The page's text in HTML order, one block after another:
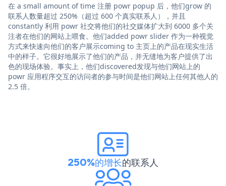
在 a small amount of time 注册 powr popup 后，他们grow 的
联系人数量超过 250%（超过 600 个真实联系人），并且
constantly 利用 powr 社交将他们的社交媒体扩大到 6000 多个关
注者在他们的网站上喂食。他们added powr slider 作为一种视觉
方式来快速向他们的客户展示coming to 主页上的产品在现实生活
中的样子。它很好地展示了他们的产品，并无缝地为客户提供了出
色的现场体验。事实上，他们discovered发现与他们网站上的
powr 应用程序交互的访问者的参与时间是他们网站上任何其他人的
2.5 倍。
250%的增长的联系人